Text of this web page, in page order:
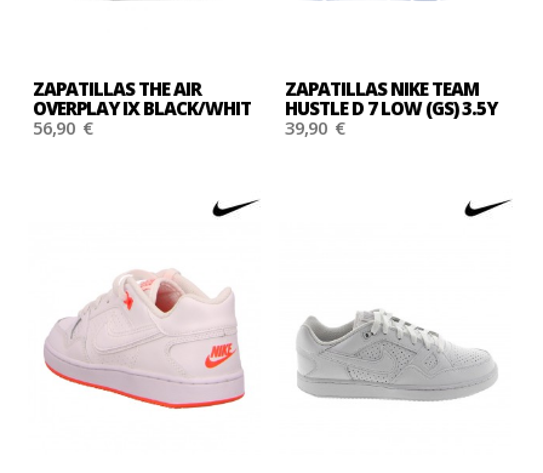
ZAPATILLAS THE AIR
OVERPLAY IX BLACK/WHIT
56,90 €
ZAPATILLAS NIKE TEAM
HUSTLE D 7 LOW (GS) 3.5Y
39,90 €